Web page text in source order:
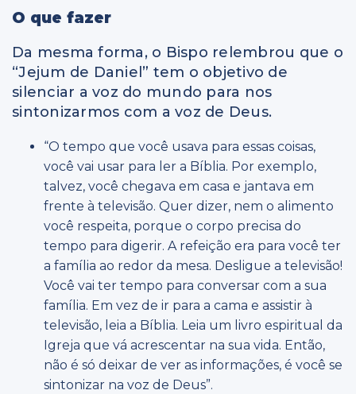
O que fazer
Da mesma forma, o Bispo relembrou que o
“Jejum de Daniel” tem o objetivo de
silenciar a voz do mundo para nos
sintonizarmos com a voz de Deus.
“O tempo que você usava para essas coisas,
você vai usar para ler a Bíblia. Por exemplo,
talvez, você chegava em casa e jantava em
frente à televisão. Quer dizer, nem o alimento
você respeita, porque o corpo precisa do
tempo para digerir. A refeição era para você ter
a família ao redor da mesa. Desligue a televisão!
Você vai ter tempo para conversar com a sua
família. Em vez de ir para a cama e assistir à
televisão, leia a Bíblia. Leia um livro espiritual da
Igreja que vá acrescentar na sua vida. Então,
não é só deixar de ver as informações, é você se
sintonizar na voz de Deus”.